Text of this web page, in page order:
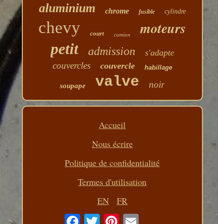
aluminium chrome fusible cylindre
chevy court camion moteurs
petit admission s'adapte
couvercles couvercle habillage
soupape valve noir
Accueil
Nous écrire
Politique de confidentialité
Termes d'utilisation
EN
FR